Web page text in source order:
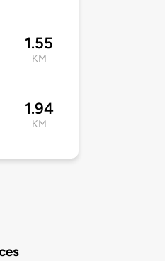
1.55
KM
1.94
KM